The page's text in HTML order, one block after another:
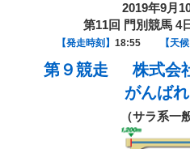
2019年9月
第11回 門別競馬 4
【発走時刻】 18:55 【天候
第９競走
株式会
がんば
（サラ系一